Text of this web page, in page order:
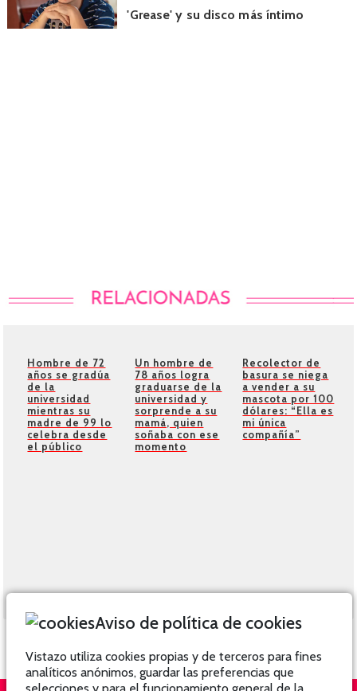
'Grease' y su disco más íntimo
Hombre de 72
años se gradúa
de la
universidad
mientras su
madre de 99 lo
celebra desde
el público
Un hombre de
78 años logra
graduarse de la
universidad y
sorprende a su
mamá, quien
soñaba con ese
momento
Recolector de
basura se niega
a vender a su
mascota por 100
dólares: “Ella es
mi única
compañía”
Aviso de política de cookies
Vistazo utiliza cookies propias y de terceros para fines
analíticos anónimos, guardar las preferencias que